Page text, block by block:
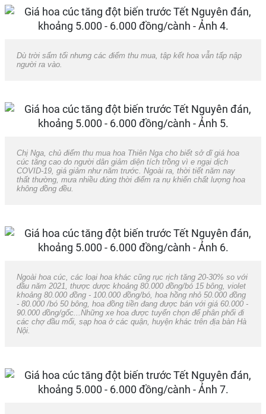
Dù trời sẩm tối nhưng các điểm thu mua, tập kết hoa vẫn tấp nập
người ra vào.
Chị Nga, chủ điểm thu mua hoa Thiên Nga cho biết sở dĩ giá hoa
cúc tăng cao do người dân giảm diện tích trồng vì e ngại dịch
COVID-19, giá giảm như năm trước. Ngoài ra, thời tiết năm nay
thất thường, mưa nhiều đúng thời điểm ra nụ khiến chất lượng hoa
không đồng đều.
Ngoài hoa cúc, các loại hoa khác cũng rục rịch tăng 20-30% so với
đầu năm 2021, thược dược khoảng 80.000 đồng/bó 15 bông, violet
khoảng 80.000 đồng - 100.000 đồng/bó, hoa hồng nhỏ 50.000 đồng
- 80.000 /bó 50 bông, hoa đồng tiền đang được bán với giá 60.000 -
90.000 đồng/gốc...Những xe hoa được tuyển chọn để phân phối đi
các chợ đầu mối, sạp hoa ở các quận, huyện khác trên địa bàn Hà
Nội.